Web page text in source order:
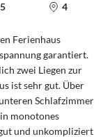
5 4
Ferienhaus
garantiert.
zwei Liegen zur
ist sehr gut. Über
Schlafzimmer
monotones
und unkompliziert